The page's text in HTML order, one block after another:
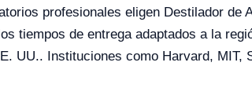
profesionales eligen Destilador
tiempos de entrega adaptados a la
UU.. Instituciones como Harvard,